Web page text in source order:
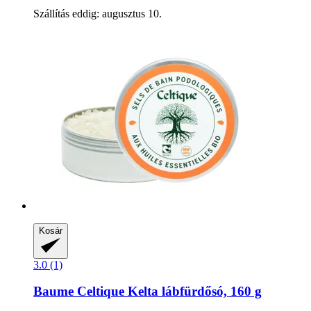
Szállítás eddig: augusztus 10.
Kosár
3.0 (1)
Baume Celtique Kelta lábfürdősó, 160 g